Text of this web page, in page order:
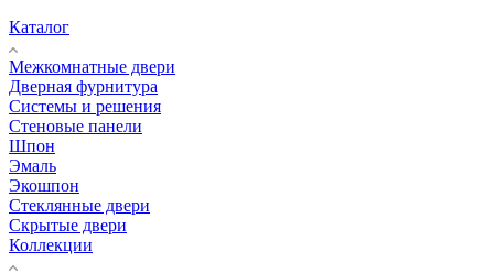
Каталог
Межкомнатные двери
Дверная фурнитура
Системы и решения
Стеновые панели
Шпон
Эмаль
Экошпон
Стеклянные двери
Скрытые двери
Коллекции